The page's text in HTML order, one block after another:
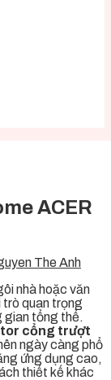
ACER
The Anh
nhà hoặc văn
trò quan trọng
gian tổng thể.
cổng trượt
ngày càng phổ
ứng dụng cao,
thiết kế khác